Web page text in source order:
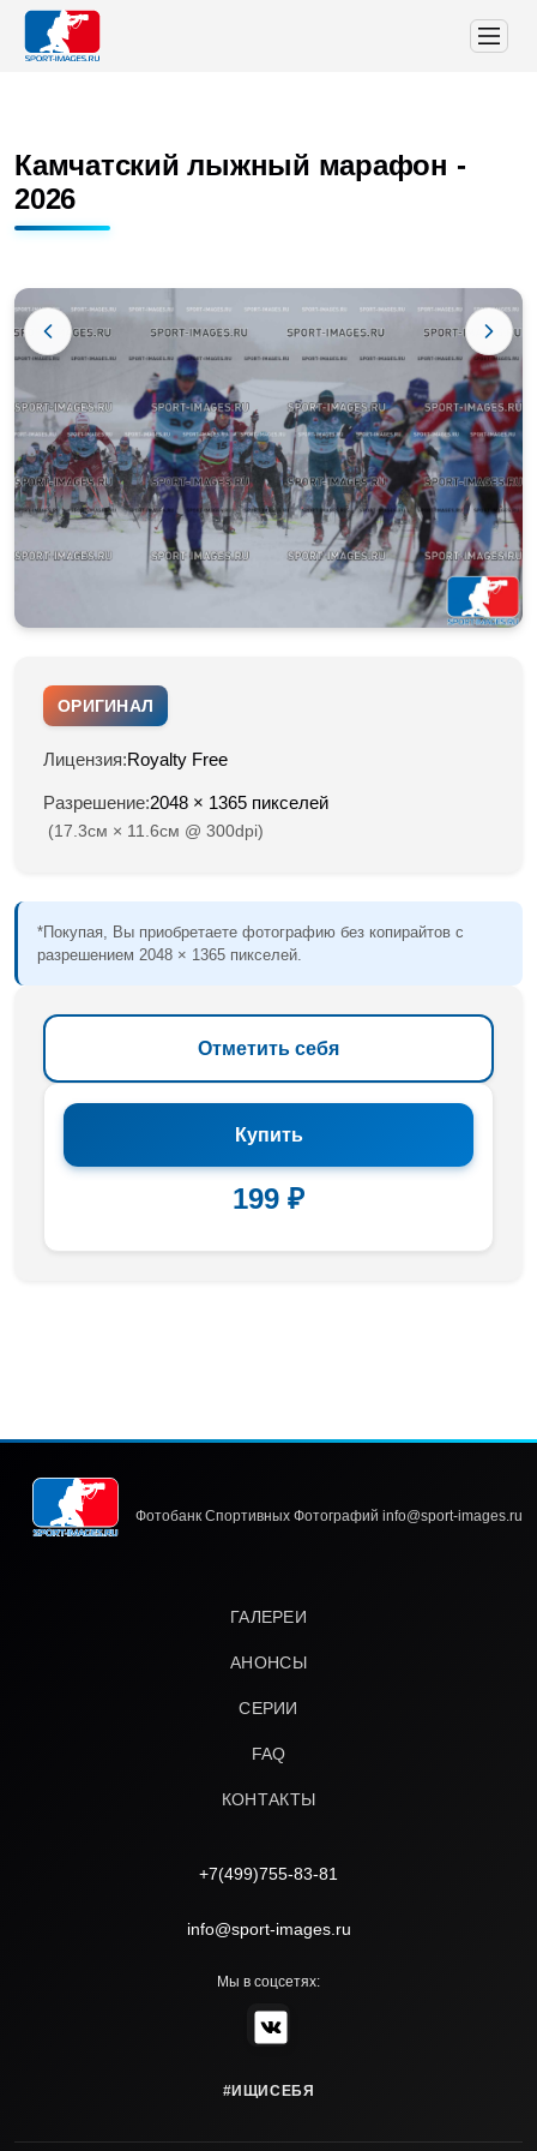
Камчатский лыжный марафон -
2026
ОРИГИНАЛ
Лицензия:Royalty Free
Разрешение:2048 × 1365 пикселей
(17.3см × 11.6см @ 300dpi)
*Покупая, Вы приобретаете фотографию без копирайтов с
разрешением 2048 × 1365 пикселей.
Отметить себя
Купить
199 ₽
Фотобанк Спортивных Фотографий info@sport-images.ru
ГАЛЕРЕИ
АНОНСЫ
СЕРИИ
FAQ
КОНТАКТЫ
+7(499)755-83-81
info@sport-images.ru
Мы в соцсетях:
#ИЩИСЕБЯ